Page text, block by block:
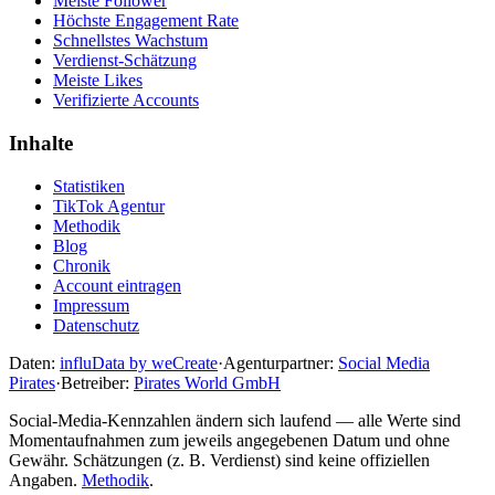
Höchste Engagement Rate
Schnellstes Wachstum
Verdienst-Schätzung
Meiste Likes
Verifizierte Accounts
Inhalte
Statistiken
TikTok Agentur
Methodik
Blog
Chronik
Account eintragen
Impressum
Datenschutz
Daten: influData by weCreate·Agenturpartner: Social Media
Pirates·Betreiber: Pirates World GmbH
Social-Media-Kennzahlen ändern sich laufend — alle Werte sind
Momentaufnahmen zum jeweils angegebenen Datum und ohne
Gewähr. Schätzungen (z. B. Verdienst) sind keine offiziellen
Angaben. Methodik.